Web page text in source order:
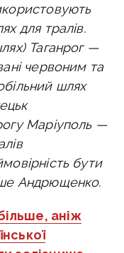
для тралів.
Таганрог —
червоним та
шлях
Маріуполь —
бути
Андрющенко.
аніж